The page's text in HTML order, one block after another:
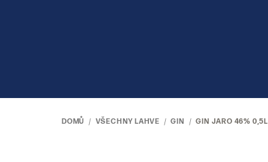
DOMŮ / VŠECHNY LAHVE / GIN / GIN JARO 46% 0,5L